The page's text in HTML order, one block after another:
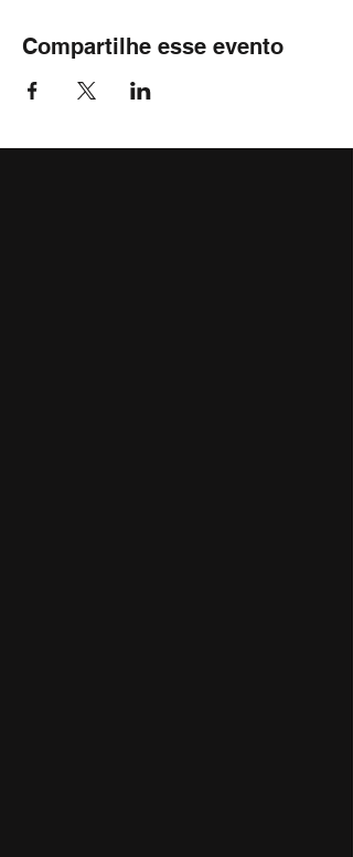
Compartilhe esse evento